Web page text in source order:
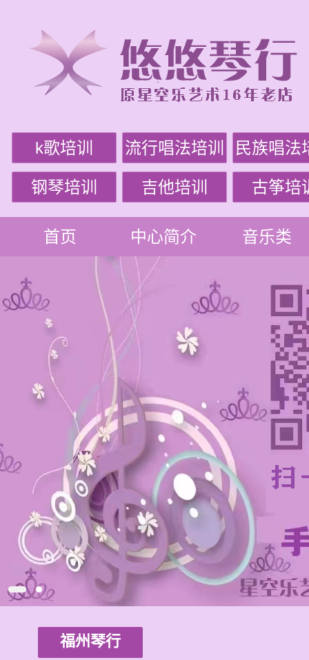
k歌培训 流行唱法培训 民族唱法
钢琴培训 吉他培训 古筝培
首页 中心简介 音乐类
福州琴行